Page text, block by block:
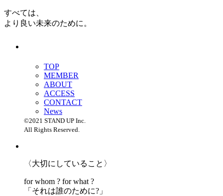
すべては、
より良い未来のために。
TOP
MEMBER
ABOUT
ACCESS
CONTACT
News
©2021 STAND UP Inc.
All Rights Reserved.
〈大切にしていること〉
for whom ? for what ?
「 それは誰のために?」